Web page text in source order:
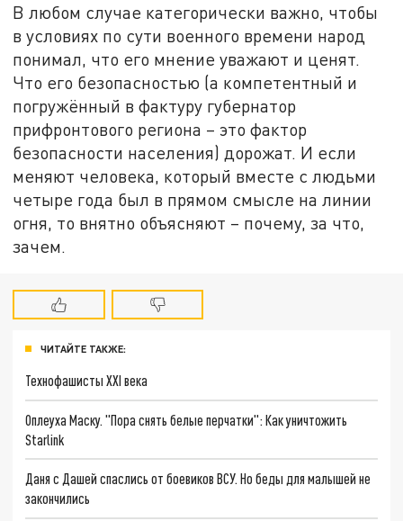
В любом случае категорически важно, чтобы
в условиях по сути военного времени народ
понимал, что его мнение уважают и ценят.
Что его безопасностью (а компетентный и
погружённый в фактуру губернатор
прифронтового региона – это фактор
безопасности населения) дорожат. И если
меняют человека, который вместе с людьми
четыре года был в прямом смысле на линии
огня, то внятно объясняют – почему, за что,
зачем.
ЧИТАЙТЕ ТАКЖЕ:
Технофашисты XXI века
Оплеуха Маску. "Пора снять белые перчатки": Как уничтожить
Starlink
Даня с Дашей спаслись от боевиков ВСУ. Но беды для малышей не
закончились